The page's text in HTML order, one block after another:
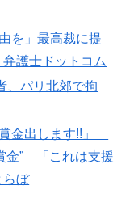
を」最高裁に提
護士ドットコム
、パリ北郊で拘
金出します!!」
金” 「これは支援
らぼ